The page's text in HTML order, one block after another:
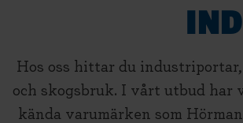
Hos oss hittar du
och skogsbruk. I vårt utbud
kända varumärken som